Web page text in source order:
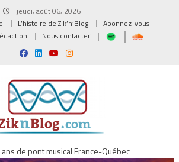
jeudi, août 06, 2026
L’histoire de Zik’n’Blog
Abonnez-vous
Nous contacter
de pont musical France-Québec